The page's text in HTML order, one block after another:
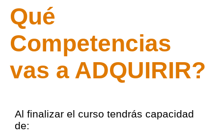
Qué
Competencias
vas a ADQUIRIR?
Al finalizar el curso tendrás capacidad
de: